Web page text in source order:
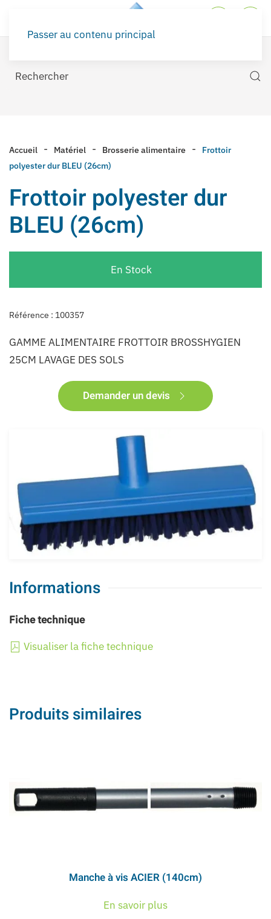
Passer au contenu principal
Accueil Matériel Brosserie alimentaire
Frottoir
polyester dur BLEU (26cm)
Frottoir polyester dur
BLEU (26cm)
En Stock
Référence : 100357
GAMME ALIMENTAIRE FROTTOIR BROSSHYGIEN
25CM LAVAGE DES SOLS
Demander un devis
Informations
Fiche technique
Visualiser la fiche technique
Produits similaires
Manche à vis ACIER (140cm)
En savoir plus